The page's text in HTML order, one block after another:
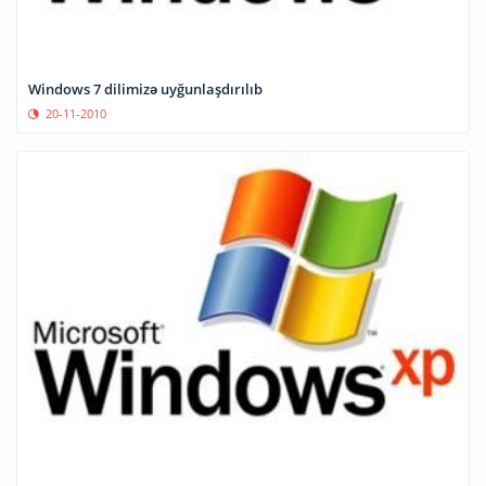
Windows 7 dilimizə uyğunlaşdırılıb
20-11-2010